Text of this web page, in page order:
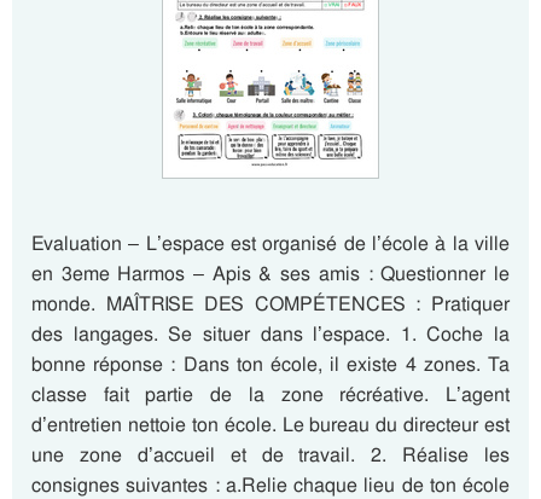
Evaluation – L’espace est organisé de l’école à la ville
en 3eme Harmos – Apis & ses amis : Questionner le
monde. MAÎTRISE DES COMPÉTENCES : Pratiquer
des langages. Se situer dans l’espace. 1. Coche la
bonne réponse : Dans ton école, il existe 4 zones. Ta
classe fait partie de la zone récréative. L’agent
d’entretien nettoie ton école. Le bureau du directeur est
une zone d’accueil et de travail. 2. Réalise les
consignes suivantes : a.Relie chaque lieu de ton école